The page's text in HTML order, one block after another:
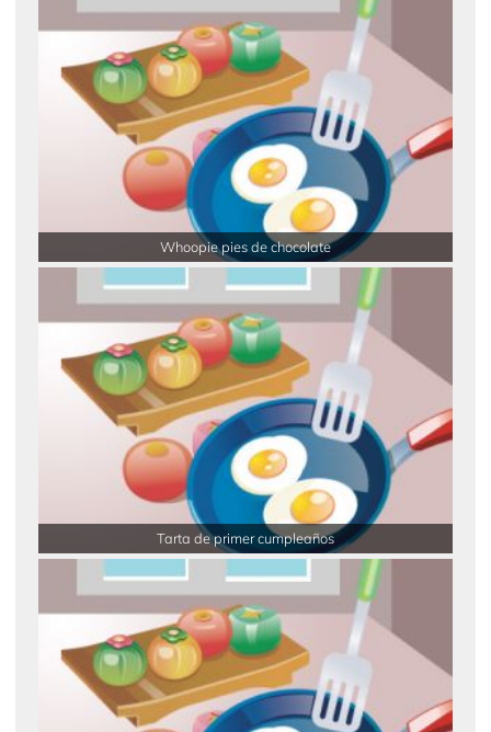
Whoopie pies de chocolate
Tarta de primer cumpleaños